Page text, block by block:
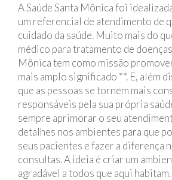
A Saúde Santa Mônica foi
um referencial de atendimento de
cuidado da saúde. Muito mais do
médico para tratamento de
Mônica tem como missão
mais amplo significado **. E, além
que as pessoas se tornem mais
responsáveis pela sua própria
sempre aprimorar o seu
detalhes nos ambientes para que
seus pacientes e fazer a diferença
consultas. A ideia é criar um
agradável a todos que aqui habitam.